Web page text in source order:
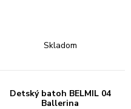
Skladom
Detský batoh BELMIL 04
Ballerina